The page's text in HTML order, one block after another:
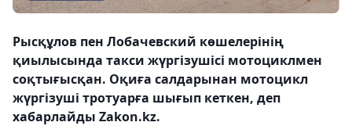
Рысқұлов пен Лобачевский көшелерінің
қиылысында такси жүргізушісі мотоциклмен
соқтығысқан. Оқиға салдарынан мотоцикл
жүргізуші тротуарға шығып кеткен, деп
хабарлайды Zakon.kz.